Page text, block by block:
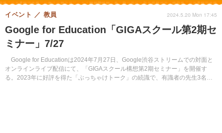
Google for Education「GIGAスクール第2期セ
ミナー」7/27
Google for Educationは2024年7月27日、Google渋谷ストリームでの対面と
オンラインライブ配信にて、「GIGAスクール構想第2期セミナー」を開催す
る。2023年に好評を得た「ぶっちゃけトーク」の続識で、有識者の先生3名を
イベント 教員 2024.5.20 Mon 17:45